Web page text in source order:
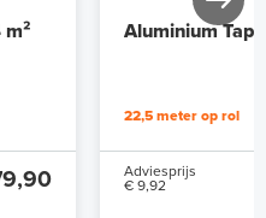
Aluminium
22,5 meter op rol
Adviesprijs
€ 9,92